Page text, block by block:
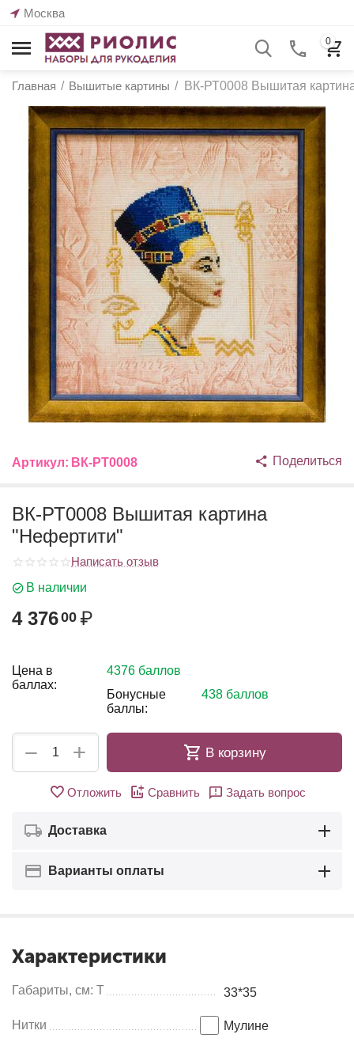
Москва
0
Главная / Вышитые картины / ВК-РТ0008 Вышитая
Артикул: ВК-РТ0008 Поделиться
ВК-РТ0008 Вышитая картина
"Нефертити"
Написать отзыв
В наличии
4 37600 ₽
Цена в
баллах:
4376 баллов
Бонусные
баллы:
438 баллов
+
− В корзину
Отложить Сравнить Задать вопрос
Доставка
Варианты оплаты
Характеристики
Габариты, см: Т 33*35
Нитки Мулинe